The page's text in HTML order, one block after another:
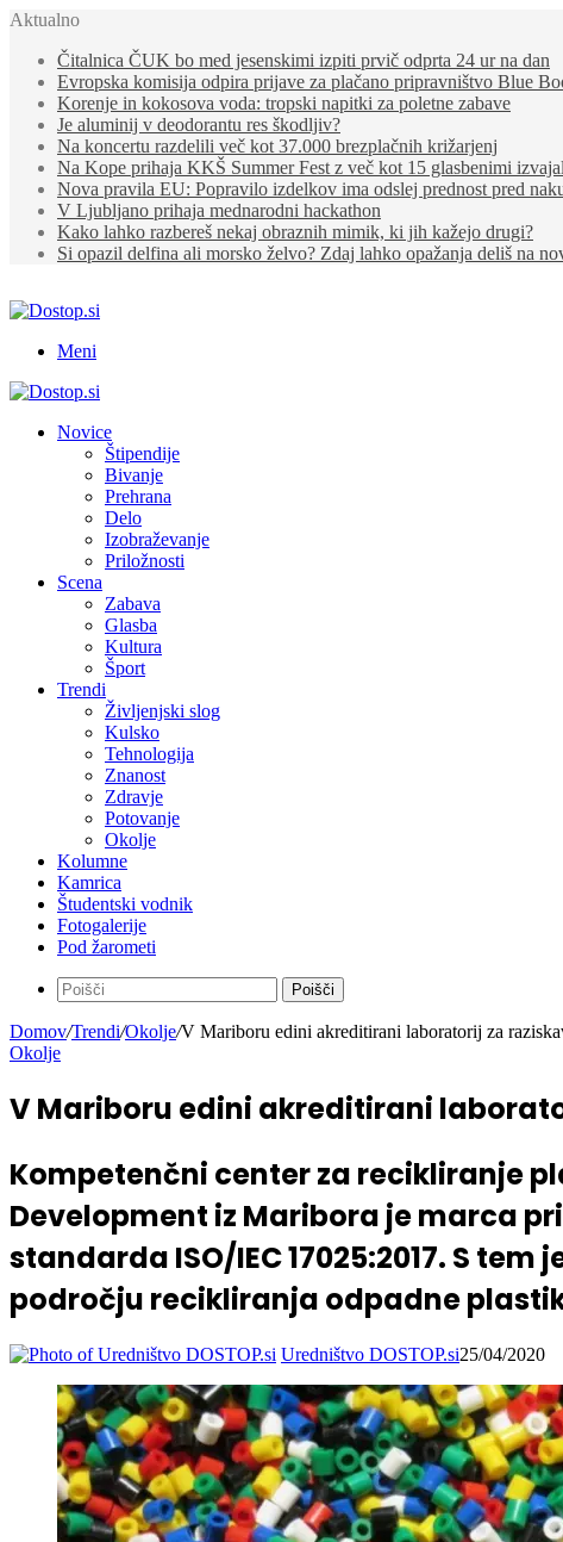
Aktualno
Čitalnica ČUK bo med jesenskimi izpiti prvič odprta 24 ur na dan
Evropska komisija odpira prijave za plačano pripravništvo Blue
Korenje in kokosova voda: tropski napitki za poletne zabave
Je aluminij v deodorantu res škodljiv?
Na koncertu razdelili več kot 37.000 brezplačnih križarjenj
Na Kope prihaja KKŠ Summer Fest z več kot 15 glasbenimi
Nova pravila EU: Popravilo izdelkov ima odslej prednost pred
V Ljubljano prihaja mednarodni hackathon
Kako lahko razbereš nekaj obraznih mimik, ki jih kažejo drugi?
Si opazil delfina ali morsko želvo? Zdaj lahko opažanja deliš na
Meni
Novice
Štipendije
Bivanje
Prehrana
Delo
Izobraževanje
Priložnosti
Scena
Zabava
Glasba
Kultura
Šport
Trendi
Življenjski slog
Kulsko
Tehnologija
Znanost
Zdravje
Potovanje
Okolje
Kolumne
Kamrica
Študentski vodnik
Fotogalerije
Pod žarometi
Poišči
Domov/Trendi/Okolje/V Mariboru edini akreditirani laboratorij za
Okolje
V Mariboru edini akreditirani
Kompetenčni center za recikliranje
Development iz Maribora je marca
standarda ISO/IEC 17025:2017. S
področju recikliranja odpadne
Uredništvo DOSTOP.si25/04/2020